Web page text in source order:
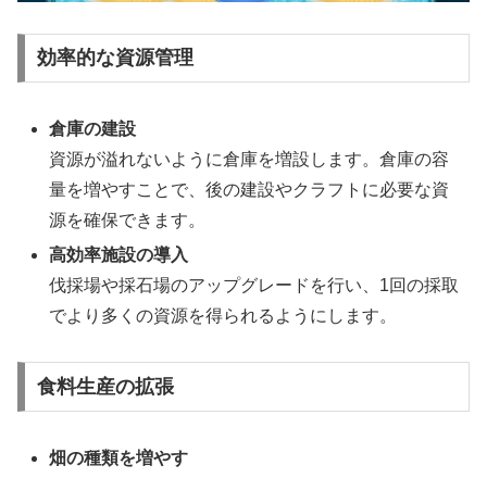
効率的な資源管理
倉庫の建設
資源が溢れないように倉庫を増設します。倉庫の容
量を増やすことで、後の建設やクラフトに必要な資
源を確保できます。
高効率施設の導入
伐採場や採石場のアップグレードを行い、1回の採取
でより多くの資源を得られるようにします。
食料生産の拡張
畑の種類を増やす